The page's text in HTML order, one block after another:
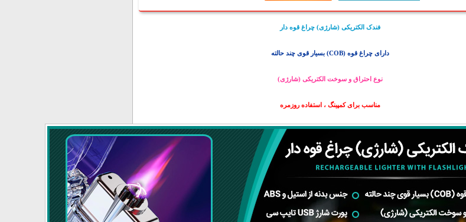
فندک الکتریکی (شارژی) چراغ قوه دار
دارای چراغ قوه (COB) بسیار قوی چند حالته
نوع احتراق و سوخت الکتریکی (شارژی)
مناسب برای کمپینگ ، استفاده روزمره